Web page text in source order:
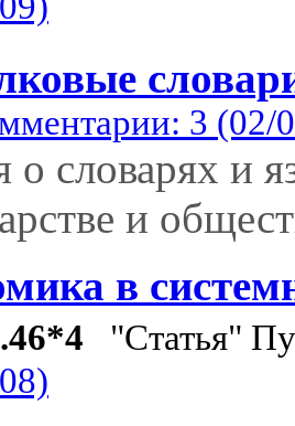
3 (02/
о словарях и
и
в
"Статья"